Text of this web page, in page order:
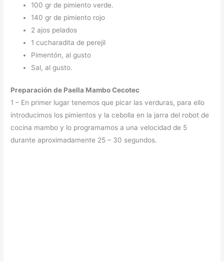
100 gr de pimiento verde.
140 gr de pimiento rojo
2 ajos pelados
1 cucharadita de perejil
Pimentón, al gusto
Sal, al gusto.
Preparación de Paella Mambo Cecotec
1 – En primer lugar tenemos que picar las verduras, para ello
introducimos los pimientos y la cebolla en la jarra del robot de
cocina mambo y lo programamos a una velocidad de 5
durante aproximadamente 25 – 30 segundos.